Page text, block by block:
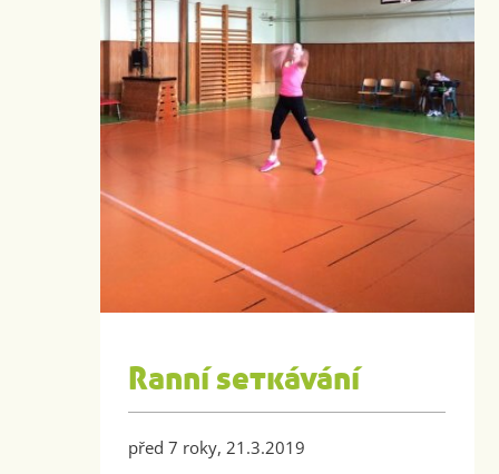
Ranní setkávání
před 7 roky, 21.3.2019